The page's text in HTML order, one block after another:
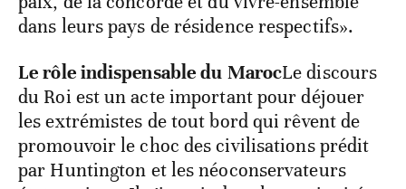
dans leurs pays de résidence respectifs».
Le rôle indispensable du MarocLe discours
du Roi est un acte important pour déjouer
les extrémistes de tout bord qui rêvent de
promouvoir le choc des civilisations prédit
par Huntington et les néoconservateurs